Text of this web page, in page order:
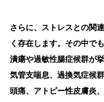
さらに、ストレスとの関
く存在します。その中で
潰瘍や過敏性腸症候群が
気管支喘息、過換気症候
頭痛、アトピー性皮膚炎